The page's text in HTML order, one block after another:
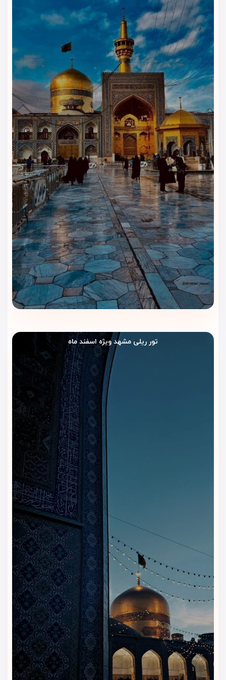
هتل بیشتر برای راحتی مهمانان در اقامت چندروزه طراحی شده و به
زائران کمک می‌کند بعد از زیارت، خرید یا رفت‌وآمد شهری، با آرامش
بیشتری استراحت کنند.
پذیرش و راهنمایی مهمانان
پذیرش هتل آدینا مشهد روند ورود و خروج مسافران را ساده‌تر
می‌کند. مهمانان می‌توانند برای هماهنگی اقامت، دریافت اطلاعات
ضروری و راهنمایی درباره مسیرهای اطراف از این بخش کمک
بگیرند.
اینترنت برای مدیریت کارهای سفر
دسترسی به اینترنت به مسافران کمک می‌کند تماس‌ها، پیام‌ها،
مسیرها و برنامه روزانه خود را راحت‌تر مدیریت کنند. این امکان برای
خانواده‌ها و زائرانی که چند شب در مشهد اقامت دارند، کاربردی
است.
آسانسور برای رفت‌وآمد راحت‌تر
وجود آسانسور رفت‌وآمد بین طبقات را آسان‌تر می‌کند. این ویژگی
برای سالمندان، خانواده‌ها و مسافرانی که چمدان دارند، اهمیت
زیادی دارد.
خدمات خانه‌داری و نظافت اتاق
خدمات نظافت باعث می‌شود فضای اتاق‌ها در طول اقامت مرتب‌تر
تمیز و آماده برای استراحت برگردند.
روم‌سرویس برای زمان‌هایی مناسب است که مهمانان ترجیح
می‌دهند بعضی خدمات را بدون خروج از اتاق دریافت کنند. این
امکان برای خانواده‌ها و زمان‌های استراحت بسیار کاربردی است.
لابی هتل آدینا مشهد فضایی مناسب برای انتظار، هماهنگی با
همراهان و استراحت کوتاه ایجاد می‌کند. این بخش هنگام ورود،
خروج یا بازگشت از حرم برای مهمانان کاربرد دارد.
چرا هتل آدینا مشهد را با
ویداگشت رزرو کنیم؟
تور ریلی مشهد ویژه اسفند ماه